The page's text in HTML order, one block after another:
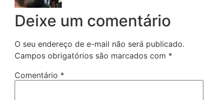
Deixe um comentário
O seu endereço de e-mail não será publicado.
Campos obrigatórios são marcados com *
Comentário *